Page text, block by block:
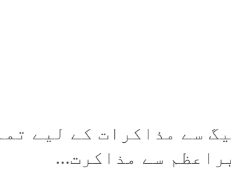
سے مذاکرات کے لیے
سے مذاکرت...